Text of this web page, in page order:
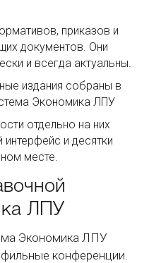
приказов и
документов. Они
и всегда актуальны.
издания собраны в
Экономика ЛПУ
отдельно на них
и десятки
месте.
ЛПУ
Экономика ЛПУ
конференции.